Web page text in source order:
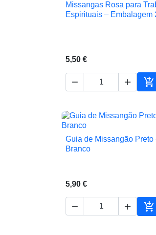
 Vista rápida
Missangas Rosa para
Espirituais – Embalagem
5,50 €
  
 Vista rápida
Guia de Missangão Preto
Branco
5,90 €
  